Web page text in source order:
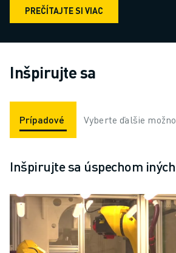
PREČÍTAJTE SI VIAC
Inšpirujte sa
Prípadové Štúdie Aplikácie
Vyberte ďalšie
Inšpirujte sa úspechom iných